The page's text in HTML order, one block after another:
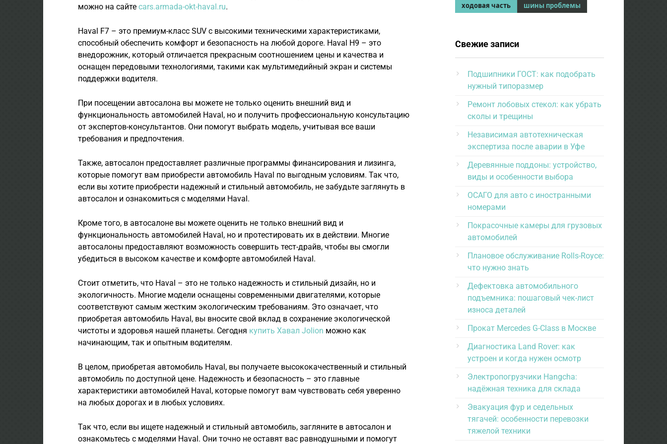
можно на сайте cars.armada-okt-haval.ru.
Haval F7 – это премиум-класс SUV с высокими техническими характеристиками,
способный обеспечить комфорт и безопасность на любой дороге. Haval H9 – это
внедорожник, который отличается прекрасным соотношением цены и качества и
оснащен передовыми технологиями, такими как мультимедийный экран и системы
поддержки водителя.
При посещении автосалона вы можете не только оценить внешний вид и
функциональность автомобилей Haval, но и получить профессиональную консультацию
от экспертов-консультантов. Они помогут выбрать модель, учитывая все ваши
требования и предпочтения.
Также, автосалон предоставляет различные программы финансирования и лизинга,
которые помогут вам приобрести автомобиль Haval по выгодным условиям. Так что,
если вы хотите приобрести надежный и стильный автомобиль, не забудьте заглянуть в
автосалон и ознакомиться с моделями Haval.
Кроме того, в автосалоне вы можете оценить не только внешний вид и
функциональность автомобилей Haval, но и протестировать их в действии. Многие
автосалоны предоставляют возможность совершить тест-драйв, чтобы вы смогли
убедиться в высоком качестве и комфорте автомобилей Haval.
Стоит отметить, что Haval – это не только надежность и стильный дизайн, но и
экологичность. Многие модели оснащены современными двигателями, которые
соответствуют самым жестким экологическим требованиям. Это означает, что
приобретая автомобиль Haval, вы вносите свой вклад в сохранение экологической
чистоты и здоровья нашей планеты. Сегодня купить Хавал Jolion можно как
начинающим, так и опытным водителям.
В целом, приобретая автомобиль Haval, вы получаете высококачественный и стильный
автомобиль по доступной цене. Надежность и безопасность – это главные
характеристики автомобилей Haval, которые помогут вам чувствовать себя уверенно
на любых дорогах и в любых условиях.
Так что, если вы ищете надежный и стильный автомобиль, загляните в автосалон и
ознакомьтесь с моделями Haval. Они точно не оставят вас равнодушными и помогут
ходовая часть
шины проблемы
Свежие записи
Подшипники ГОСТ: как подобрать
нужный типоразмер
Ремонт лобовых стекол: как убрать
сколы и трещины
Независимая автотехническая
экспертиза после аварии в Уфе
Деревянные поддоны: устройство,
виды и особенности выбора
ОСАГО для авто с иностранными
номерами
Покрасочные камеры для грузовых
автомобилей
Плановое обслуживание Rolls-Royce:
что нужно знать
Дефектовка автомобильного
подъемника: пошаговый чек-лист
износа деталей
Прокат Mercedes G-Class в Москве
Диагностика Land Rover: как
устроен и когда нужен осмотр
Электропогрузчики Hangcha:
надёжная техника для склада
Эвакуация фур и седельных
тягачей: особенности перевозки
тяжелой техники